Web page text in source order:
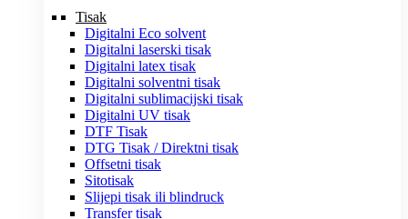
Tisak
Digitalni Eco solvent
Digitalni laserski tisak
Digitalni latex tisak
Digitalni solventni tisak
Digitalni sublimacijski tisak
Digitalni UV tisak
DTF Tisak
DTG Tisak / Direktni tisak
Offsetni tisak
Sitotisak
Slijepi tisak ili blindruck
Transfer tisak